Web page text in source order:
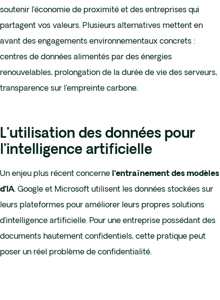
soutenir l’économie de proximité et des entreprises qui
partagent vos valeurs. Plusieurs alternatives mettent en
avant des engagements environnementaux concrets :
centres de données alimentés par des énergies
renouvelables, prolongation de la durée de vie des serveurs,
transparence sur l’empreinte carbone.
L’utilisation des données pour
l’intelligence artificielle
Un enjeu plus récent concerne l’entraînement des modèles
d’IA. Google et Microsoft utilisent les données stockées sur
leurs plateformes pour améliorer leurs propres solutions
d’intelligence artificielle. Pour une entreprise possédant des
documents hautement confidentiels, cette pratique peut
poser un réel problème de confidentialité.